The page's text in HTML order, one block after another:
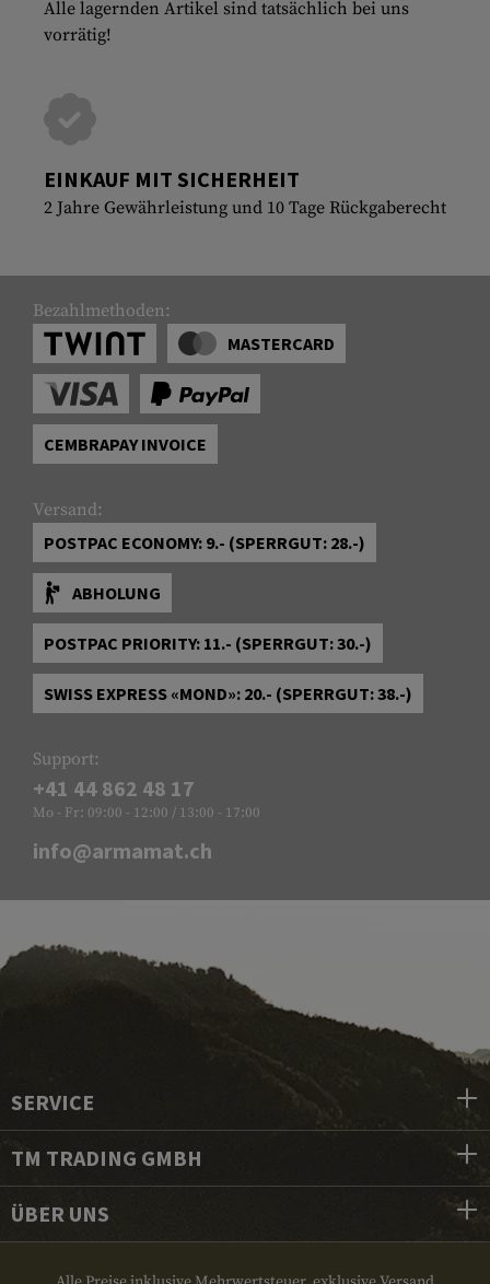
Alle lagernden Artikel sind tatsächlich bei uns
vorrätig!
EINKAUF MIT SICHERHEIT
2 Jahre Gewährleistung und 10 Tage Rückgaberecht
Bezahlmethoden:
MASTERCARD
CEMBRAPAY INVOICE
Versand:
POSTPAC ECONOMY: 9.- (SPERRGUT: 28.-)
ABHOLUNG
POSTPAC PRIORITY: 11.- (SPERRGUT: 30.-)
SWISS EXPRESS «MOND»: 20.- (SPERRGUT: 38.-)
Support:
+41 44 862 48 17
Mo - Fr: 09:00 - 12:00 / 13:00 - 17:00
info@armamat.ch
SERVICE
TM TRADING GMBH
ÜBER UNS